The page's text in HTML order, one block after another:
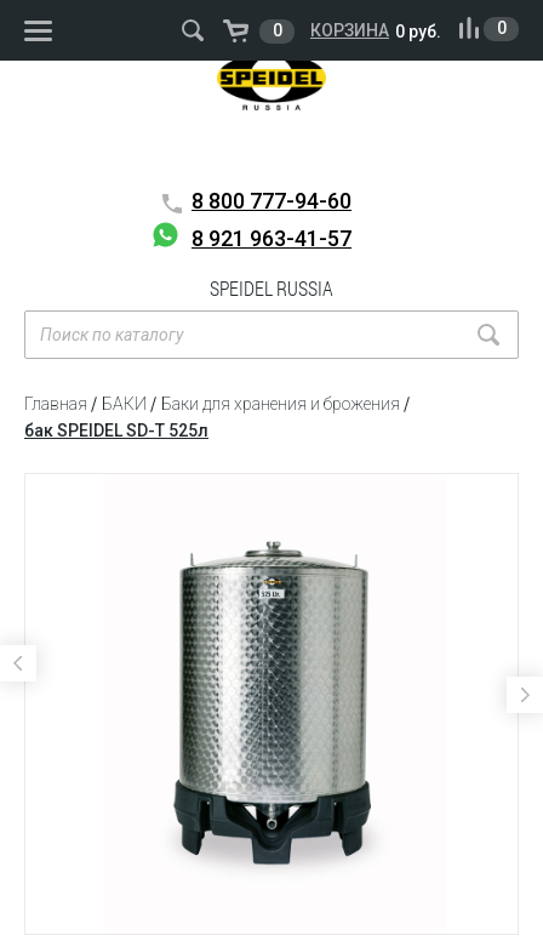
ВОЙТИ РЕГИСТРАЦИЯ
8 800 777-94-60
8 921 963-41-57
SPEIDEL RUSSIA
0 КОРЗИНА 0 руб. 0
Главная БАКИ
Баки для хранения и брожения
бак SPEIDEL SD-T 525л